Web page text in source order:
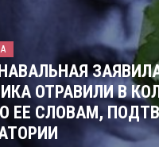
ОТРАВИЛИ В
ЕЕ СЛОВАМ,